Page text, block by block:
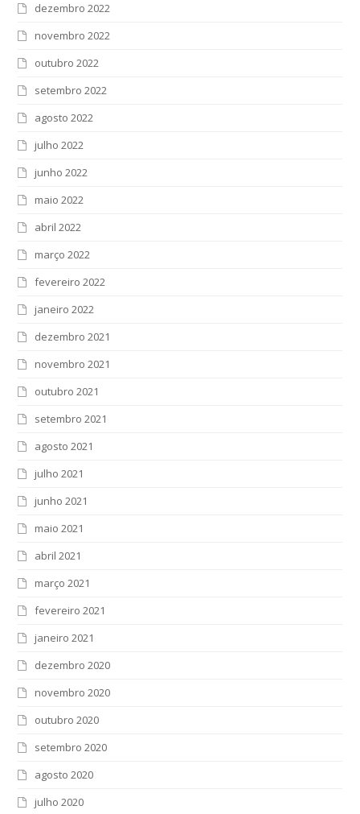
dezembro 2022
novembro 2022
outubro 2022
setembro 2022
agosto 2022
julho 2022
junho 2022
maio 2022
abril 2022
março 2022
fevereiro 2022
janeiro 2022
dezembro 2021
novembro 2021
outubro 2021
setembro 2021
agosto 2021
julho 2021
junho 2021
maio 2021
abril 2021
março 2021
fevereiro 2021
janeiro 2021
dezembro 2020
novembro 2020
outubro 2020
setembro 2020
agosto 2020
julho 2020